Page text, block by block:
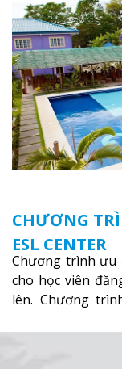
CHƯƠNG
ESL CENTER
Chương trình ưu
cho học viên
lên. Chương